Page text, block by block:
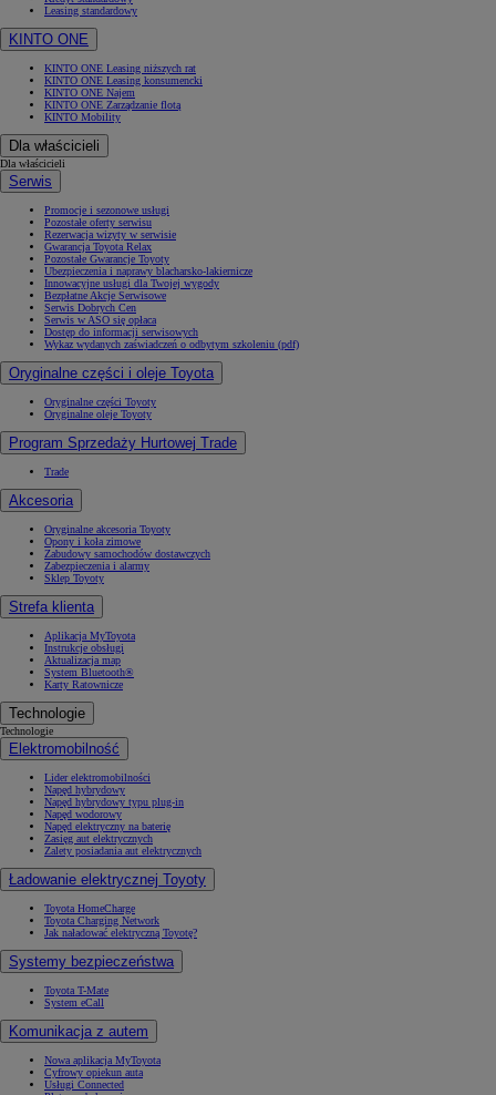
Leasing standardowy
KINTO ONE
KINTO ONE Leasing niższych rat
KINTO ONE Leasing konsumencki
KINTO ONE Najem
KINTO ONE Zarządzanie flotą
KINTO Mobility
Dla właścicieli
Dla właścicieli
Serwis
Promocje i sezonowe usługi
Pozostałe oferty serwisu
Rezerwacja wizyty w serwisie
Gwarancja Toyota Relax
Pozostałe Gwarancje Toyoty
Ubezpieczenia i naprawy blacharsko-lakiernicze
Innowacyjne usługi dla Twojej wygody
Bezpłatne Akcje Serwisowe
Serwis Dobrych Cen
Serwis w ASO się opłaca
Dostęp do informacji serwisowych
Wykaz wydanych zaświadczeń o odbytym szkoleniu (pdf)
Oryginalne części i oleje Toyota
Oryginalne części Toyoty
Oryginalne oleje Toyoty
Program Sprzedaży Hurtowej Trade
Trade
Akcesoria
Oryginalne akcesoria Toyoty
Opony i koła zimowe
Zabudowy samochodów dostawczych
Zabezpieczenia i alarmy
Sklep Toyoty
Strefa klienta
Aplikacja MyToyota
Instrukcje obsługi
Aktualizacja map
System Bluetooth®
Karty Ratownicze
Technologie
Technologie
Elektromobilność
Lider elektromobilności
Napęd hybrydowy
Napęd hybrydowy typu plug-in
Napęd wodorowy
Napęd elektryczny na baterię
Zasięg aut elektrycznych
Zalety posiadania aut elektrycznych
Ładowanie elektrycznej Toyoty
Toyota HomeCharge
Toyota Charging Network
Jak naładować elektryczną Toyotę?
Systemy bezpieczeństwa
Toyota T-Mate
System eCall
Komunikacja z autem
Nowa aplikacja MyToyota
Cyfrowy opiekun auta
Usługi Connected